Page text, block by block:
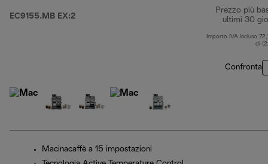
EC9155.MB EX:2
Prezzo più
ultimi 30
Importo IVA incluso
di
Confronta
Macinacaffè a 15 impostazioni